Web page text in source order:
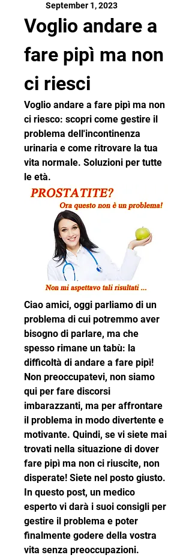
September 1, 2023
Voglio andare a
fare pipì ma non
ci riesci
Voglio andare a fare pipì ma non
ci riesco: scopri come gestire il
problema dell'incontinenza
urinaria e come ritrovare la tua
vita normale. Soluzioni per tutte
le età.
Ciao amici, oggi parliamo di un
problema di cui potremmo aver
bisogno di parlare, ma che
spesso rimane un tabù: la
difficoltà di andare a fare pipì!
Non preoccupatevi, non siamo
qui per fare discorsi
imbarazzanti, ma per affrontare
il problema in modo divertente e
motivante. Quindi, se vi siete mai
trovati nella situazione di dover
fare pipì ma non ci riuscite, non
disperate! Siete nel posto giusto.
In questo post, un medico
esperto vi darà i suoi consigli per
gestire il problema e poter
finalmente godere della vostra
vita senza preoccupazioni.